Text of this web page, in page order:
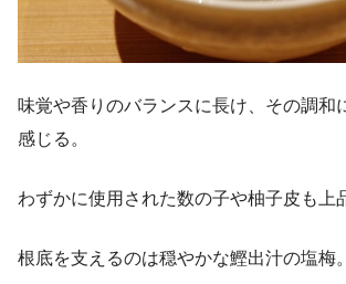
味覚や香りのバランスに長け、その調和
感じる。
わずかに使用された数の子や柚子皮も上
根底を支えるのは穏やかな鰹出汁の塩梅。